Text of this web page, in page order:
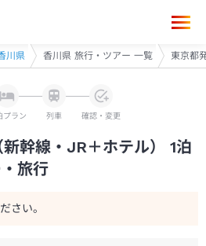
川県 香川県 旅行・ツアー 一覧 東京都
プラン 列車 確認・変更
幹線・JR＋ホテル） 1泊
旅行
さい。